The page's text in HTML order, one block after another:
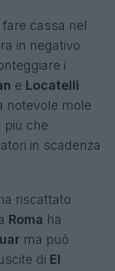
cassa nel
in negativo
i
e Locatelli
notevole mole
più che
in scadenza
riscattato
Roma ha
ma può
di El